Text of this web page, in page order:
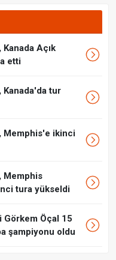
Açık
etti
tur
Memphis'e ikinci
Memphis
tura yükseldi
Öçal 15
şampiyonu oldu